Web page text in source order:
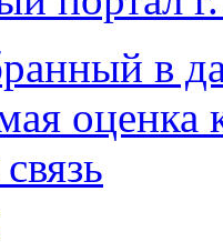
в
оценка